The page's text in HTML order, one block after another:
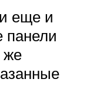
еще и
панели
же